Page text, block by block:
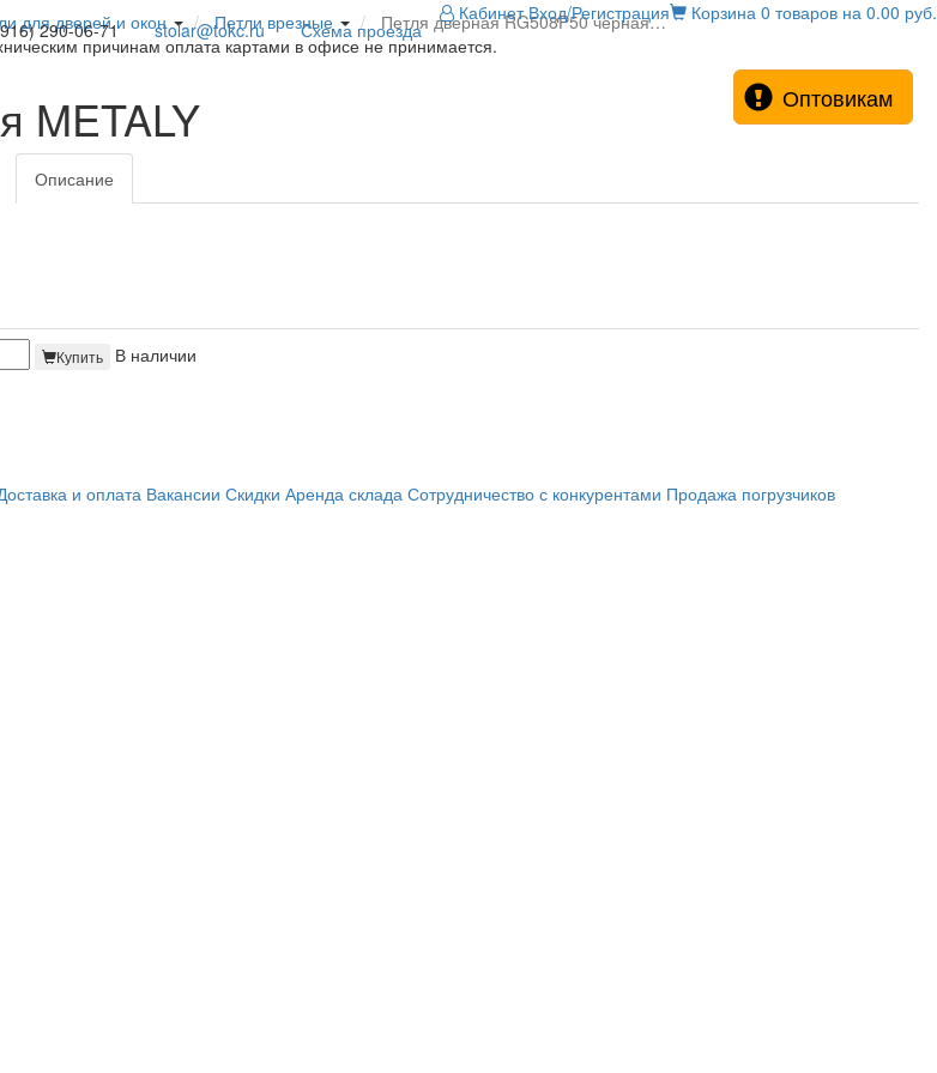
290-06-71 stolar@tokc.ru Схема проезда
Кабинет Вход/Регистрация Корзина 0 товаров на 0.00 руб.
для дверей и окон Петли врезные
Петля дверная RG508P50 черная…
причинам оплата картами в офисе не принимается.
Оптовикам
METALY
Описание
Купить В наличии
и оплата Вакансии Скидки Аренда склада Сотрудничество с конкурентами Продажа погрузчиков